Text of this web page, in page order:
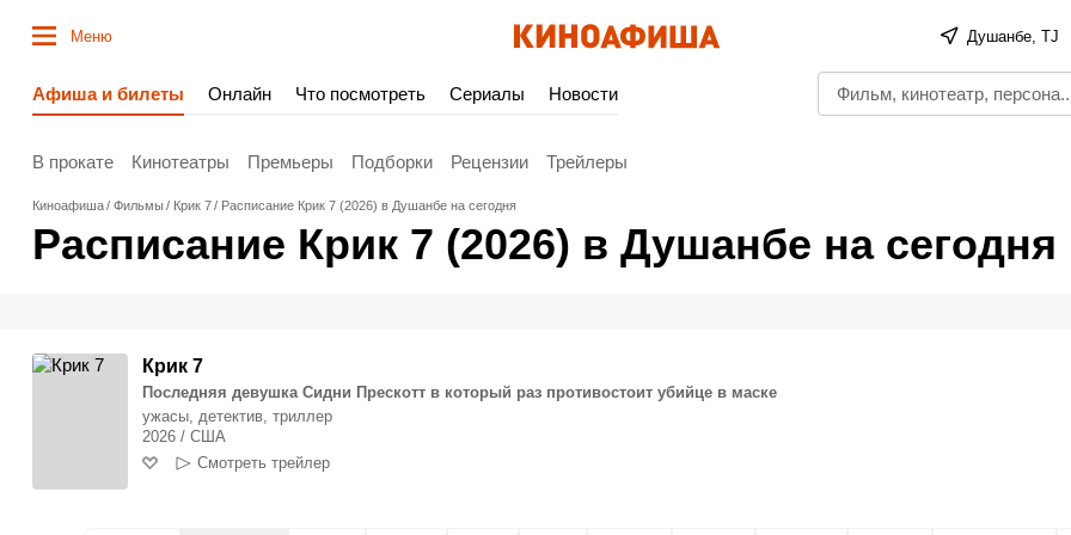
Меню Душанбе, TJ
Афиша и билеты Онлайн Что посмотреть Сериалы Новости
В прокате Кинотеатры Премьеры Подборки Рецензии Трейлеры
Киноафиша Фильмы Крик 7 Расписание Крик 7 (2026) в Душанбе на сегодня
Расписание Крик 7 (2026) в Душанбе на сегодня
Крик 7
Последняя девушка Сидни Прескотт в который раз противостоит убийце в маске
ужасы, детектив, триллер
2026 / США
Смотреть трейлер